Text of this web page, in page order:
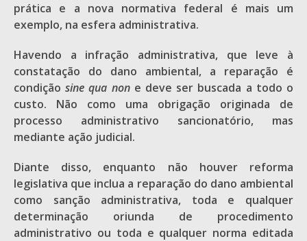
prática e a nova normativa federal é mais um
exemplo, na esfera administrativa.
Havendo a infração administrativa, que leve à
constatação do dano ambiental, a reparação é
condiçãosine qua none deve ser buscada a todo o
custo. Não como uma obrigação originada de
processo administrativo sancionatório, mas
mediante ação judicial.
Diante disso, enquanto não houver reforma
legislativa que inclua a reparação do dano ambiental
como sanção administrativa, toda e qualquer
determinação oriunda de procedimento
administrativo ou toda e qualquer norma editada